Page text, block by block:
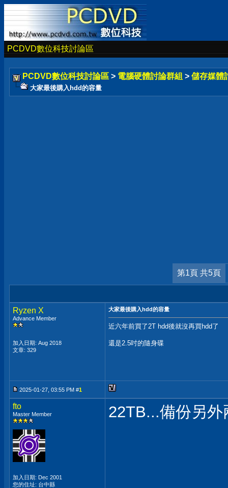
PCDVD數位科技討論區
PCDVD數位科技討論區 > 電腦硬體討論群組 > 儲存媒體
大家最後購入hdd的容量
第1頁 共5頁
Ryzen X
Advance Member
加入日期: Aug 2018
文章: 329
大家最後購入hdd的容量
近六年前買了2T hdd後就沒再買hdd了
還是2.5吋的隨身碟
2025-01-27, 03:55 PM #1
fto
Master Member
加入日期: Dec 2001
您的住址: 台中縣
22TB...備份另